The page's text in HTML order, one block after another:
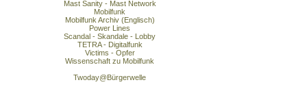
Mast Sanity - Mast Network
Mobilfunk
Mobilfunk Archiv (Englisch)
Power Lines
Scandal - Skandale - Lobby
TETRA - Digitalfunk
Victims - Opfer
Wissenschaft zu Mobilfunk
Twoday@Bürgerwelle